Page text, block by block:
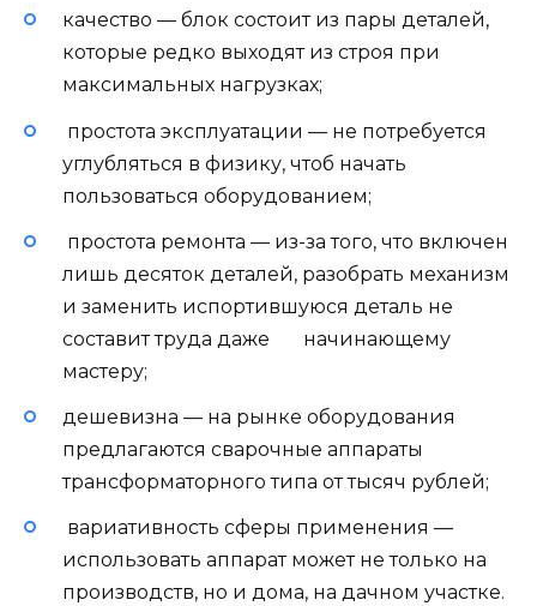
качество — блок состоит из пары деталей,
которые редко выходят из строя при
максимальных нагрузках;
простота эксплуатации — не потребуется
углубляться в физику, чтоб начать
пользоваться оборудованием;
простота ремонта — из-за того, что включен
лишь десяток деталей, разобрать механизм
и заменить испортившуюся деталь не
составит труда даже начинающему
мастеру;
дешевизна — на рынке оборудования
предлагаются сварочные аппараты
трансформаторного типа от тысяч рублей;
вариативность сферы применения —
использовать аппарат может не только на
производств, но и дома, на дачном участке.